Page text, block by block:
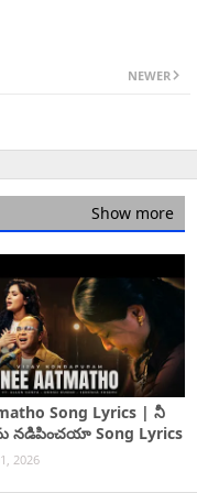
NEWER
Show more
Song Lyrics | నీ
నడిపించయా Song Lyrics
2026